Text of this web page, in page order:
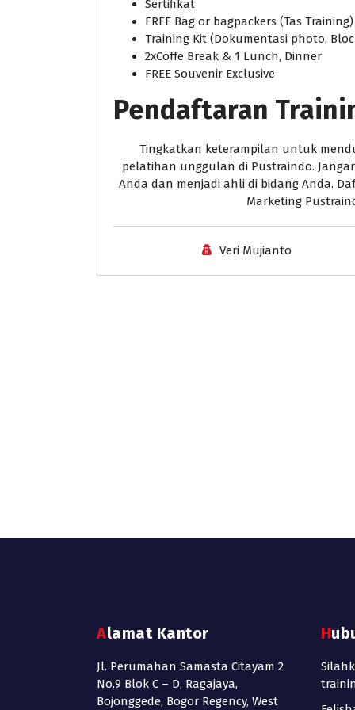
Sertifikat
FREE Bag or bagpackers (Tas Training)
Training Kit (Dokumentasi photo,
2xCoffe Break & 1 Lunch, Dinner
FREE Souvenir Exclusive
Pendaftaran
Tingkatkan keterampilan untuk
pelatihan unggulan di Pustraindo.
Anda dan menjadi ahli di bidang Anda.
Marketing
Veri Mujianto
Alamat Kantor
Jl. Perumahan Samasta Citayam 2
No.9 Blok C – D, Ragajaya,
Bojonggede, Bogor Regency, West